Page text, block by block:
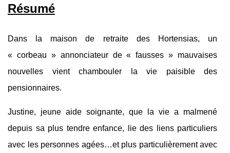
Résumé
Dans la maison de retraite des Hortensias, un
« corbeau » annonciateur de « fausses » mauvaises
nouvelles vient chambouler la vie paisible des
pensionnaires.
Justine, jeune aide soignante, que la vie a malmené
depuis sa plus tendre enfance, lie des liens particuliers
avec les personnes agées…et plus particulièrement avec